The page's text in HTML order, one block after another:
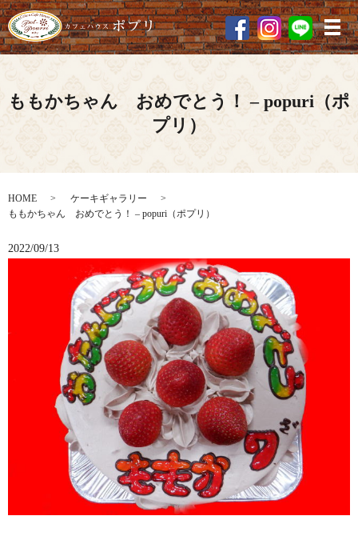
メ
ももかちゃん おめでとう！ – popuri（ポ
プリ）
HOME
ケーキギャラリー
ももかちゃん おめでとう！ – popuri（ポプリ）
2022/09/13